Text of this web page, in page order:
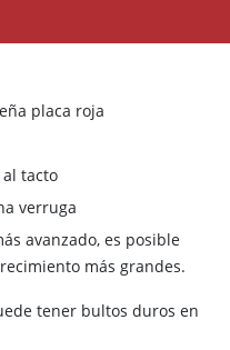
placa roja
tacto
verruga
avanzado, es posible
más grandes.
tener bultos duros en